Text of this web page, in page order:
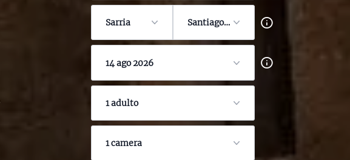
Sarria Santiago de Compostela
14 ago 2026
1 adulto
1 camera